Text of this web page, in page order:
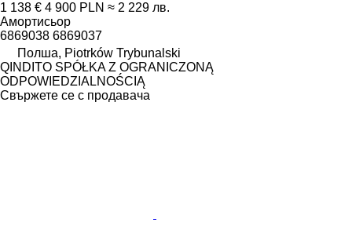
1 138 € 4 900 PLN ≈ 2 229 лв.
Амортисьор
6869038 6869037
Полша, Piotrków Trybunalski
QINDITO SPÓŁKA Z OGRANICZONĄ
ODPOWIEDZIALNOŚCIĄ
Свържете се с продавача